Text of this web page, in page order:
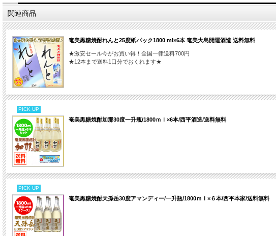
関連商品
奄美黒糖焼酎れんと25度紙パック1800 ml×6本 奄美大島開運酒造 送料無料
★激安セール今がお買い得！全国一律送料700円
★12本まで送料1口分でおくれます★
PICK UP
奄美黒糖焼酎加那30度一升瓶/1800ｍｌ×6本/西平酒造/送料無料
PICK UP
奄美黒糖焼酎天孫岳30度アマンディー/一升瓶/1800ｍｌ×６本/西平本家/送料無料